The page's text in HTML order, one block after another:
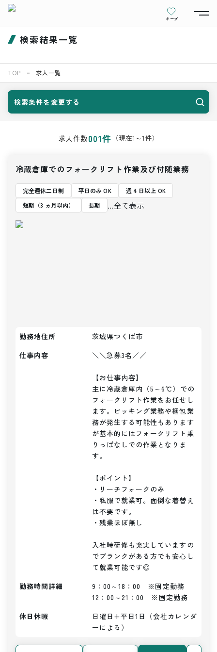
キープ
検索結果一覧
TOP 求人一覧
検索条件を変更する
求人件数001件 （現在1 ～1件）
冷蔵倉庫でのフォークリフト作業及び付随業務
完全週休二日制 平日のみ OK
週 4 日以上 OK
短期（3 ヵ月以内）
長期 ...全て表示
勤務地住所
茨城県つくば市
仕事内容
＼＼急募3名／／
【お仕事内容】
主に冷蔵倉庫内（5～6℃）での
フォークリフト作業をお任せし
ます。ピッキング業務や梱包業
務が発生する可能性もあります
が基本的にはフォークリフト乗
りっぱなしでの作業となりま
す。
【ポイント】
・リーチフォークのみ
・私服で就業可。面倒な着替え
は不要です。
・残業ほぼ無し
入社時研修も充実していますの
でブランクがある方でも安心し
て就業可能です◎
勤務時間詳細
9：00～18：00　※固定勤務
12：00～21：00　※固定勤務
休日休暇
日曜日+平日1日（会社カレンダ
ーによる）